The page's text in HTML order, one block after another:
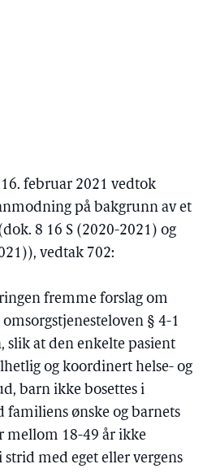
februar 2021 vedtok
på bakgrunn av et
8 16 S (2020-2021) og
vedtak 702:
fremme forslag om
§ 4-1
slik at den enkelte pasient
og koordinert helse- og
barn ikke bosettes i
familiens ønske og barnets
mellom 18-49 år ikke
strid med eget eller vergens